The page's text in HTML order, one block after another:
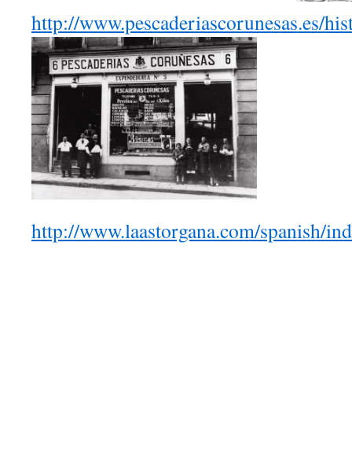
http://www.pescaderiascorunesas.es/
http://www.laastorgana.com/spanish/